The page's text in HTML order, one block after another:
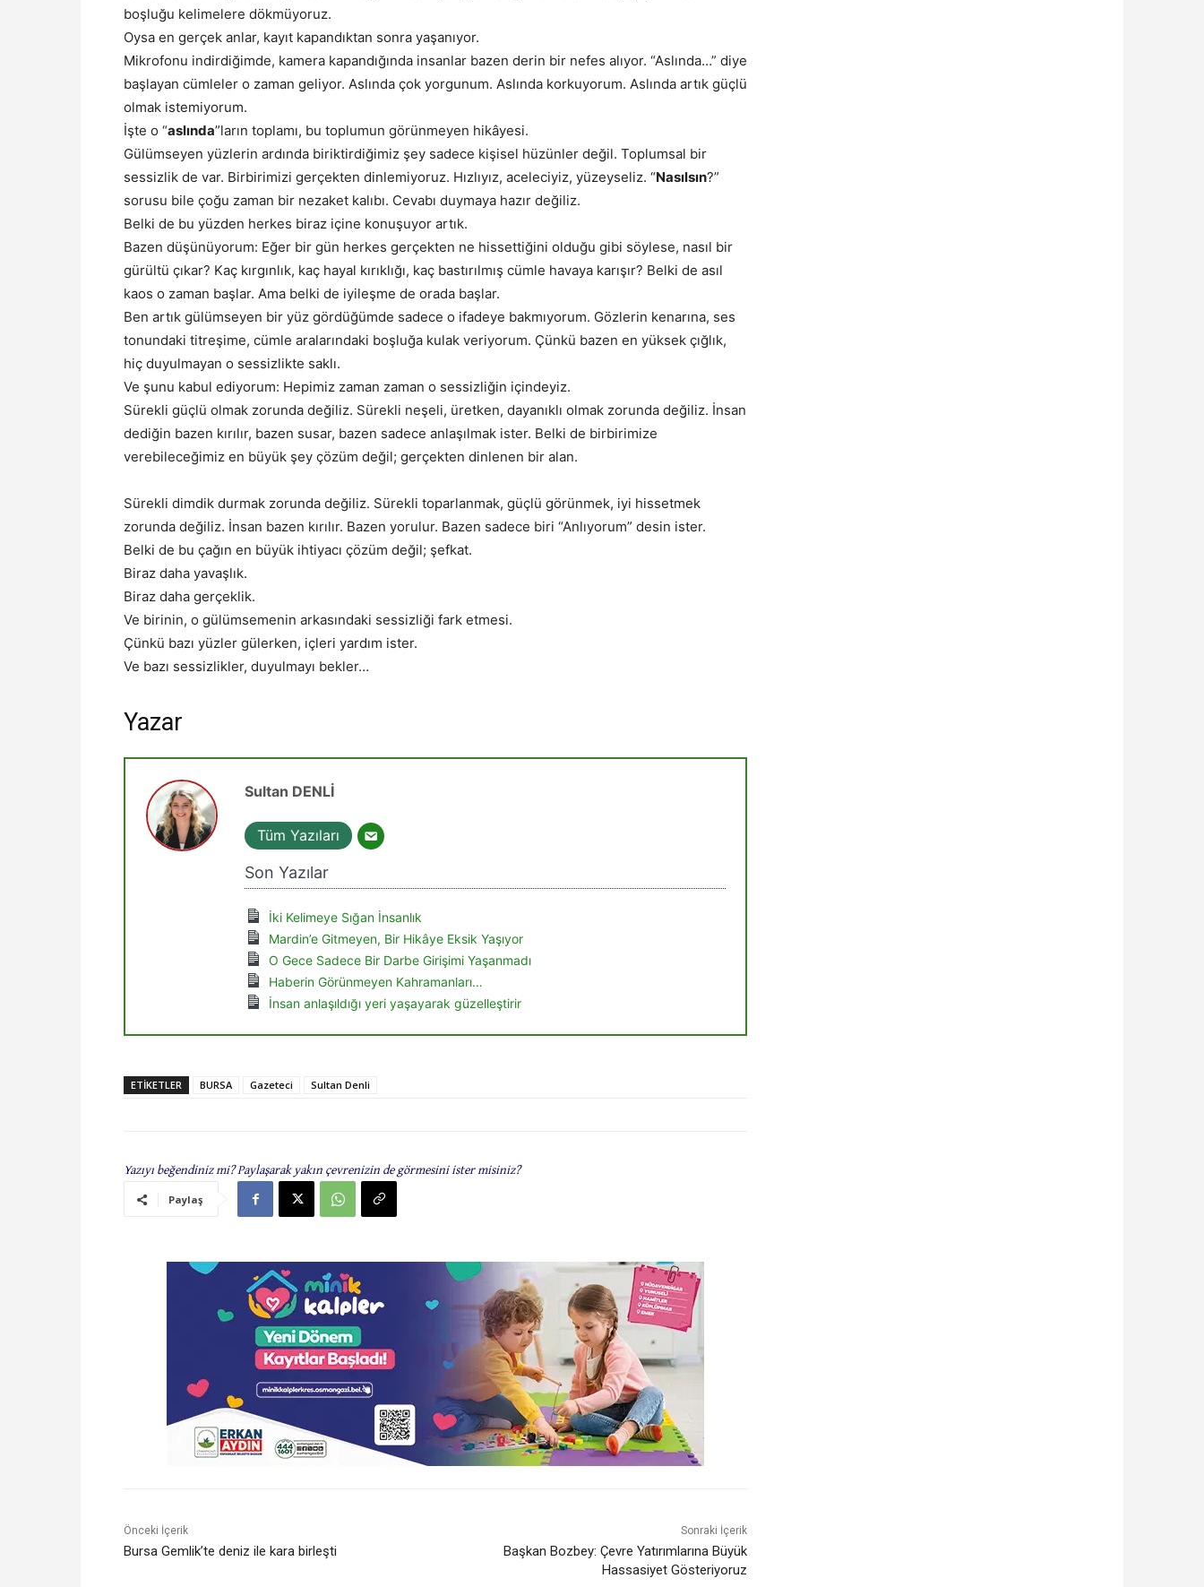
boşluğu kelimelere dökmüyoruz.
Oysa en gerçek anlar, kayıt kapandıktan sonra yaşanıyor.
Mikrofonu indirdiğimde, kamera kapandığında insanlar bazen derin bir nefes alıyor. “Aslında…” diye
başlayan cümleler o zaman geliyor. Aslında çok yorgunum. Aslında korkuyorum. Aslında artık güçlü
olmak istemiyorum.
İşte o “aslında”ların toplamı, bu toplumun görünmeyen hikâyesi.
Gülümseyen yüzlerin ardında biriktirdiğimiz şey sadece kişisel hüzünler değil. Toplumsal bir
sessizlik de var. Birbirimizi gerçekten dinlemiyoruz. Hızlıyız, aceleciyiz, yüzeyseliz. “Nasılsın?”
sorusu bile çoğu zaman bir nezaket kalıbı. Cevabı duymaya hazır değiliz.
Belki de bu yüzden herkes biraz içine konuşuyor artık.
Bazen düşünüyorum: Eğer bir gün herkes gerçekten ne hissettiğini olduğu gibi söylese, nasıl bir
gürültü çıkar? Kaç kırgınlık, kaç hayal kırıklığı, kaç bastırılmış cümle havaya karışır? Belki de asıl
kaos o zaman başlar. Ama belki de iyileşme de orada başlar.
Ben artık gülümseyen bir yüz gördüğümde sadece o ifadeye bakmıyorum. Gözlerin kenarına, ses
tonundaki titreşime, cümle aralarındaki boşluğa kulak veriyorum. Çünkü bazen en yüksek çığlık,
hiç duyulmayan o sessizlikte saklı.
Ve şunu kabul ediyorum: Hepimiz zaman zaman o sessizliğin içindeyiz.
Sürekli güçlü olmak zorunda değiliz. Sürekli neşeli, üretken, dayanıklı olmak zorunda değiliz. İnsan
dediğin bazen kırılır, bazen susar, bazen sadece anlaşılmak ister. Belki de birbirimize
verebileceğimiz en büyük şey çözüm değil; gerçekten dinlenen bir alan.
Sürekli dimdik durmak zorunda değiliz. Sürekli toparlanmak, güçlü görünmek, iyi hissetmek
zorunda değiliz. İnsan bazen kırılır. Bazen yorulur. Bazen sadece biri “Anlıyorum” desin ister.
Belki de bu çağın en büyük ihtiyacı çözüm değil; şefkat.
Biraz daha yavaşlık.
Biraz daha gerçeklik.
Ve birinin, o gülümsemenin arkasındaki sessizliği fark etmesi.
Çünkü bazı yüzler gülerken, içleri yardım ister.
Ve bazı sessizlikler, duyulmayı bekler…
Yazar
Sultan DENLİ
Tüm Yazıları
Son Yazılar
İki Kelimeye Sığan İnsanlık
Mardin’e Gitmeyen, Bir Hikâye Eksik Yaşıyor
O Gece Sadece Bir Darbe Girişimi Yaşanmadı
Haberin Görünmeyen Kahramanları…
İnsan anlaşıldığı yeri yaşayarak güzelleştirir
ETIKETLER BURSA Gazeteci Sultan Denli
Yazıyı beğendiniz mi? Paylaşarak yakın çevrenizin de görmesini ister misiniz?
Paylaş
Önceki İçerik
Bursa Gemlik’te deniz ile kara birleşti
Sonraki İçerik
Başkan Bozbey: Çevre Yatırımlarına Büyük
Hassasiyet Gösteriyoruz